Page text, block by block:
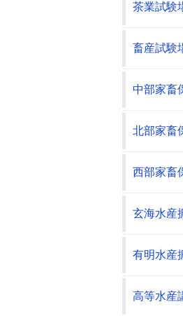
茶業試験
畜産試験
中部家畜
北部家畜
西部家畜
玄海水産
有明水産
高等水産